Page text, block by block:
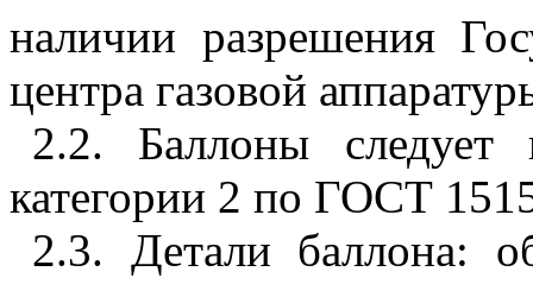
наличии разрешения
центра газовой
2.2. Баллоны следует
категории 2 по ГОСТ
2.3. Детали баллона: